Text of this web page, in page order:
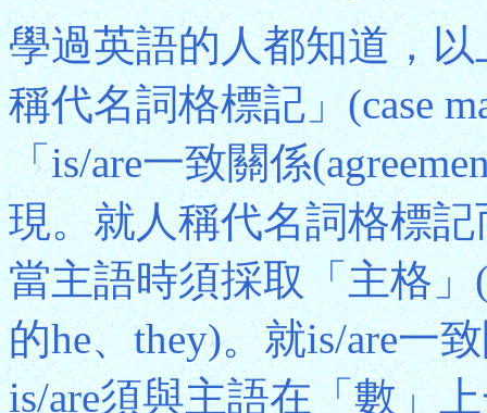
學過英語的人都知道，
稱代名詞格標記」(case
「is/are一致關係
現。就人稱代名詞格標
當主語時須採取「主格」
的he、they)。就is/are一
is/are須與主語在「數」